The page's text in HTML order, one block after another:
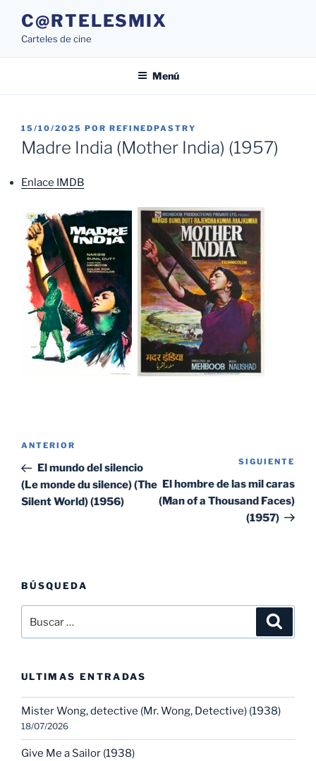
contenido
C@RTELESMIX
Carteles de cine
Menú
PUBLICADO
EL
15/10/2025 POR REFINEDPASTRY
Madre India (Mother India) (1957)
Enlace IMDB
Navegación
entradas
Entrada
anterior:
ANTERIOR
El mundo del silencio
(Le monde du silence) (The
Silent World) (1956)
SIGUIENTE
El hombre de las mil caras
(Man of a Thousand Faces)
(1957)
BÚSQUEDA
por:
ULTIMAS ENTRADAS
Mister Wong, detective (Mr. Wong, Detective) (1938)
18/07/2026
Give Me a Sailor (1938)